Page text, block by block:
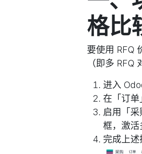
格比
要使用 RFQ
（即多 RFQ
进入
在「订单
启用「
框，激活
完成上述